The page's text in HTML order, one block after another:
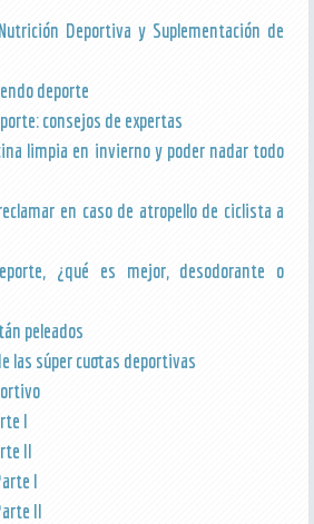
Deportiva y Suplementación de
deporte
consejos de expertas
limpia en invierno y poder nadar todo
en caso de atropello de ciclista a
¿qué es mejor, desodorante o
peleados
las súper cuotas deportivas
I
II
I
II